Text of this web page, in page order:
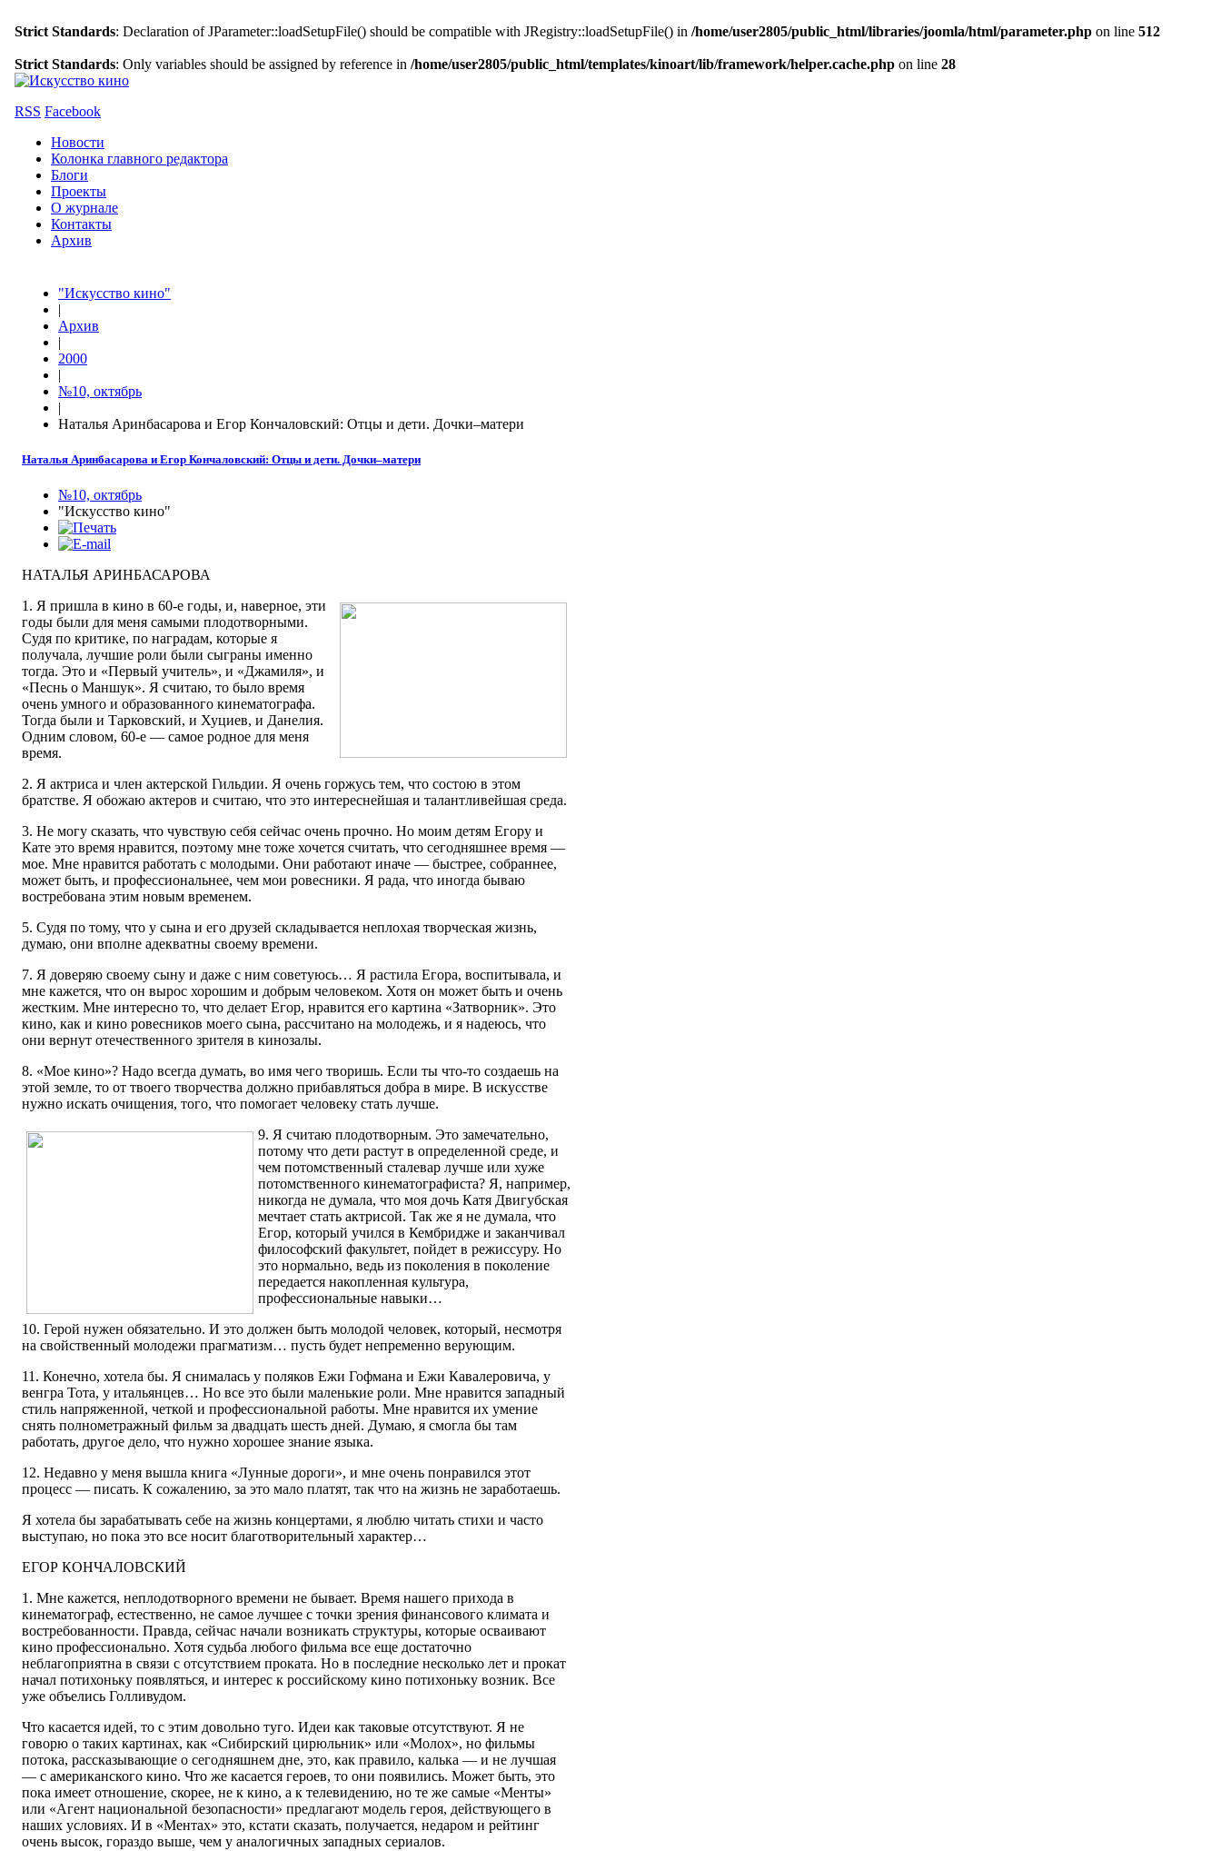
Strict Standards: Declaration of JParameter::loadSetupFile() should be compatible with JRegistry::loadSetupFile() in /home/user2805/public_html/libraries/joomla/html/parameter.php on line 512
Strict Standards: Only variables should be assigned by reference in /home/user2805/public_html/templates/kinoart/lib/framework/helper.cache.php on line 28
RSS Facebook
Новости
Колонка главного редактора
Блоги
Проекты
О журнале
Контакты
Архив
"Искусство кино"
|
Архив
|
2000
|
№10, октябрь
|
Наталья Аринбасарова и Егор Кончаловский: Отцы и дети. Дочки‒матери
Наталья Аринбасарова и Егор Кончаловский: Отцы и дети. Дочки‒матери
№10, октябрь
"Искусство кино"
НАТАЛЬЯ АРИНБАСАРОВА
1. Я пришла в кино в 60-е годы, и, наверное, эти
годы были для меня самыми плодотворными.
Судя по критике, по наградам, которые я
получала, лучшие роли были сыграны именно
тогда. Это и «Первый учитель», и «Джамиля», и
«Песнь о Маншук». Я считаю, то было время
очень умного и образованного кинематографа.
Тогда были и Тарковский, и Хуциев, и Данелия.
Одним словом, 60-е — самое родное для меня
время.
2. Я актриса и член актерской Гильдии. Я очень горжусь тем, что состою в этом
братстве. Я обожаю актеров и считаю, что это интереснейшая и талантливейшая среда.
3. Не могу сказать, что чувствую себя сейчас очень прочно. Но моим детям Егору и
Кате это время нравится, поэтому мне тоже хочется считать, что сегодняшнее время —
мое. Мне нравится работать с молодыми. Они работают иначе — быстрее, собраннее,
может быть, и профессиональнее, чем мои ровесники. Я рада, что иногда бываю
востребована этим новым временем.
5. Судя по тому, что у сына и его друзей складывается неплохая творческая жизнь,
думаю, они вполне адекватны своему времени.
7. Я доверяю своему сыну и даже с ним советуюсь… Я растила Егора, воспитывала, и
мне кажется, что он вырос хорошим и добрым человеком. Хотя он может быть и очень
жестким. Мне интересно то, что делает Егор, нравится его картина «Затворник». Это
кино, как и кино ровесников моего сына, рассчитано на молодежь, и я надеюсь, что
они вернут отечественного зрителя в кинозалы.
8. «Мое кино»? Надо всегда думать, во имя чего творишь. Если ты что-то создаешь на
этой земле, то от твоего творчества должно прибавляться добра в мире. В искусстве
нужно искать очищения, того, что помогает человеку стать лучше.
9. Я считаю плодотворным. Это замечательно,
потому что дети растут в определенной среде, и
чем потомственный сталевар лучше или хуже
потомственного кинематографиста? Я, например,
никогда не думала, что моя дочь Катя Двигубская
мечтает стать актрисой. Так же я не думала, что
Егор, который учился в Кембридже и заканчивал
философский факультет, пойдет в режиссуру. Но
это нормально, ведь из поколения в поколение
передается накопленная культура,
профессиональные навыки…
10. Герой нужен обязательно. И это должен быть молодой человек, который, несмотря
на свойственный молодежи прагматизм… пусть будет непременно верующим.
11. Конечно, хотела бы. Я снималась у поляков Ежи Гофмана и Ежи Кавалеровича, у
венгра Тота, у итальянцев… Но все это были маленькие роли. Мне нравится западный
стиль напряженной, четкой и профессиональной работы. Мне нравится их умение
снять полнометражный фильм за двадцать шесть дней. Думаю, я смогла бы там
работать, другое дело, что нужно хорошее знание языка.
12. Недавно у меня вышла книга «Лунные дороги», и мне очень понравился этот
процесс — писать. К сожалению, за это мало платят, так что на жизнь не заработаешь.
Я хотела бы зарабатывать себе на жизнь концертами, я люблю читать стихи и часто
выступаю, но пока это все носит благотворительный характер…
ЕГОР КОНЧАЛОВСКИЙ
1. Мне кажется, неплодотворного времени не бывает. Время нашего прихода в
кинематограф, естественно, не самое лучшее с точки зрения финансового климата и
востребованности. Правда, сейчас начали возникать структуры, которые осваивают
кино профессионально. Хотя судьба любого фильма все еще достаточно
неблагоприятна в связи с отсутствием проката. Но в последние несколько лет и прокат
начал потихоньку появляться, и интерес к российскому кино потихоньку возник. Все
уже объелись Голливудом.
Что касается идей, то с этим довольно туго. Идеи как таковые отсутствуют. Я не
говорю о таких картинах, как «Сибирский цирюльник» или «Молох», но фильмы
потока, рассказывающие о сегодняшнем дне, это, как правило, калька — и не лучшая
— с американского кино. Что же касается героев, то они появились. Может быть, это
пока имеет отношение, скорее, не к кино, а к телевидению, но те же самые «Менты»
или «Агент национальной безопасности» предлагают модель героя, действующего в
наших условиях. И в «Ментах» это, кстати сказать, получается, недаром и рейтинг
очень высок, гораздо выше, чем у аналогичных западных сериалов.